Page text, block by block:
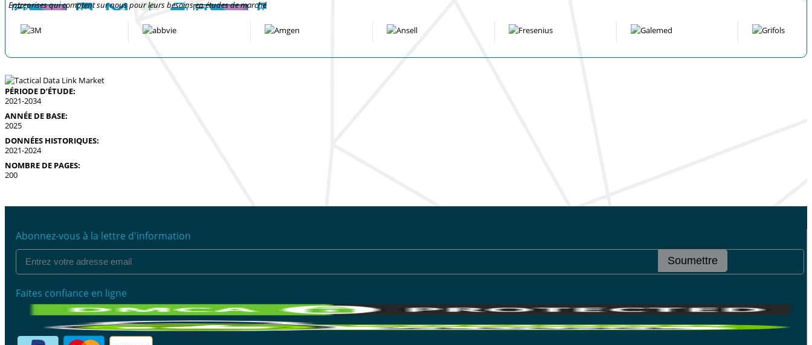
Entreprises qui comptent sur nous pour leurs besoins en études de marché
PÉRIODE D’ÉTUDE:
2021-2034
ANNÉE DE BASE:
2025
DONNÉES HISTORIQUES:
2021-2024
NOMBRE DE PAGES:
200
Abonnez-vous à la lettre d'information
Soumettre
Faites confiance en ligne